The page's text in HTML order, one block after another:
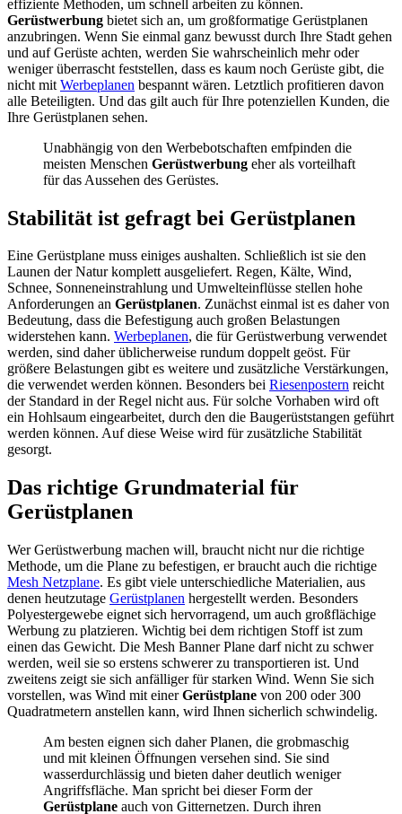
effiziente Methoden, um schnell arbeiten zu können.
Gerüstwerbung bietet sich an, um großformatige Gerüstplanen
anzubringen. Wenn Sie einmal ganz bewusst durch Ihre Stadt gehen
und auf Gerüste achten, werden Sie wahrscheinlich mehr oder
weniger überrascht feststellen, dass es kaum noch Gerüste gibt, die
nicht mit Werbeplanen bespannt wären. Letztlich profitieren davon
alle Beteiligten. Und das gilt auch für Ihre potenziellen Kunden, die
Ihre Gerüstplanen sehen.
Unabhängig von den Werbebotschaften emfpinden die
meisten Menschen Gerüstwerbung eher als vorteilhaft
für das Aussehen des Gerüstes.
Stabilität ist gefragt bei Gerüstplanen
Eine Gerüstplane muss einiges aushalten. Schließlich ist sie den
Launen der Natur komplett ausgeliefert. Regen, Kälte, Wind,
Schnee, Sonneneinstrahlung und Umwelteinflüsse stellen hohe
Anforderungen an Gerüstplanen. Zunächst einmal ist es daher von
Bedeutung, dass die Befestigung auch großen Belastungen
widerstehen kann. Werbeplanen, die für Gerüstwerbung verwendet
werden, sind daher üblicherweise rundum doppelt geöst. Für
größere Belastungen gibt es weitere und zusätzliche Verstärkungen,
die verwendet werden können. Besonders bei Riesenpostern reicht
der Standard in der Regel nicht aus. Für solche Vorhaben wird oft
ein Hohlsaum eingearbeitet, durch den die Baugerüststangen geführt
werden können. Auf diese Weise wird für zusätzliche Stabilität
gesorgt.
Das richtige Grundmaterial für
Gerüstplanen
Wer Gerüstwerbung machen will, braucht nicht nur die richtige
Methode, um die Plane zu befestigen, er braucht auch die richtige
Mesh Netzplane. Es gibt viele unterschiedliche Materialien, aus
denen heutzutage Gerüstplanen hergestellt werden. Besonders
Polyestergewebe eignet sich hervorragend, um auch großflächige
Werbung zu platzieren. Wichtig bei dem richtigen Stoff ist zum
einen das Gewicht. Die Mesh Banner Plane darf nicht zu schwer
werden, weil sie so erstens schwerer zu transportieren ist. Und
zweitens zeigt sie sich anfälliger für starken Wind. Wenn Sie sich
vorstellen, was Wind mit einerGerüstplane von 200 oder 300
Quadratmetern anstellen kann, wird Ihnen sicherlich schwindelig.
Am besten eignen sich daher Planen, die grobmaschig
und mit kleinen Öffnungen versehen sind. Sie sind
wasserdurchlässig und bieten daher deutlich weniger
Angriffsfläche. Man spricht bei dieser Form der
Gerüstplane auch von Gitternetzen. Durch ihren